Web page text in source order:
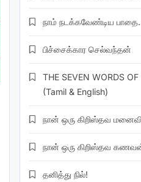
நாம் நடக்கவேண்டிய
பிச்சைக்கார செல்வந்தன்
THE SEVEN WORDS
(Tamil & English)
நான் ஒரு கிறிஸ்தவ
நான் ஒரு கிறிஸ்தவ
தனித்து நில்!